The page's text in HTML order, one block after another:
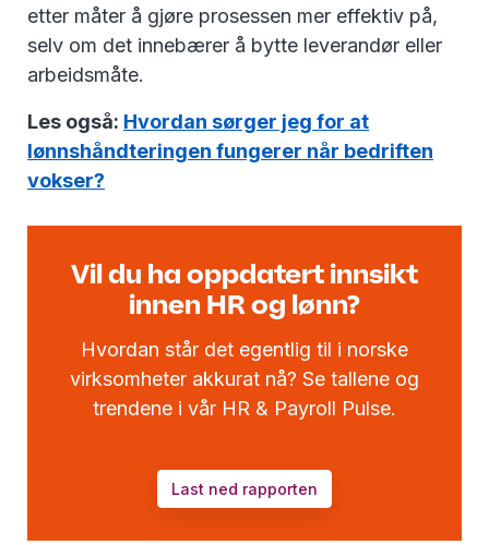
etter måter å gjøre prosessen mer effektiv på,
selv om det innebærer å bytte leverandør eller
arbeidsmåte.
Les også: Hvordan sørger jeg for at
lønnshåndteringen fungerer når bedriften
vokser?
Vil du ha oppdatert innsikt
innen HR og lønn?
Hvordan står det egentlig til i norske
virksomheter akkurat nå? Se tallene og
trendene i vår HR & Payroll Pulse.
Last ned rapporten